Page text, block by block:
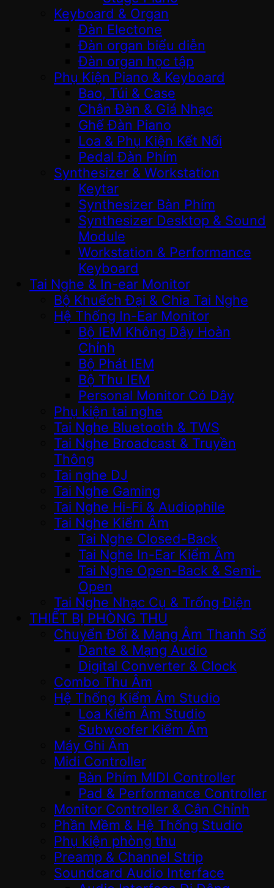
Keyboard & Organ
Đàn Electone
Đàn organ biểu diễn
Đàn organ học tập
Phụ Kiện Piano & Keyboard
Bao, Túi & Case
Chân Đàn & Giá Nhạc
Ghế Đàn Piano
Loa & Phụ Kiện Kết Nối
Pedal Đàn Phím
Synthesizer & Workstation
Keytar
Synthesizer Bàn Phím
Synthesizer Desktop & Sound
Module
Workstation & Performance
Keyboard
Tai Nghe & In-ear Monitor
Bộ Khuếch Đại & Chia Tai Nghe
Hệ Thống In-Ear Monitor
Bộ IEM Không Dây Hoàn
Chỉnh
Bộ Phát IEM
Bộ Thu IEM
Personal Monitor Có Dây
Phụ kiện tai nghe
Tai Nghe Bluetooth & TWS
Tai Nghe Broadcast & Truyền
Thông
Tai nghe DJ
Tai Nghe Gaming
Tai Nghe Hi-Fi & Audiophile
Tai Nghe Kiểm Âm
Tai Nghe Closed-Back
Tai Nghe In-Ear Kiểm Âm
Tai Nghe Open-Back & Semi-
Open
Tai Nghe Nhạc Cụ & Trống Điện
THIẾT BỊ PHÒNG THU
Chuyển Đổi & Mạng Âm Thanh Số
Dante & Mạng Audio
Digital Converter & Clock
Combo Thu Âm
Hệ Thống Kiểm Âm Studio
Loa Kiểm Âm Studio
Subwoofer Kiểm Âm
Máy Ghi Âm
Midi Controller
Bàn Phím MIDI Controller
Pad & Performance Controller
Monitor Controller & Cân Chỉnh
Phần Mềm & Hệ Thống Studio
Phụ kiện phòng thu
Preamp & Channel Strip
Soundcard Audio Interface